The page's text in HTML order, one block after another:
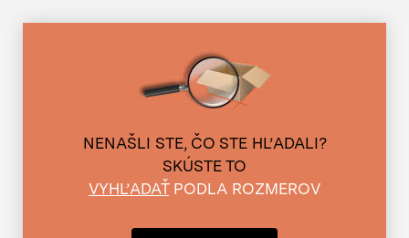
NENAŠLI STE, ČO STE HĽADALI?
SKÚSTE TO
VYHĽADAŤPODLA ROZMEROV